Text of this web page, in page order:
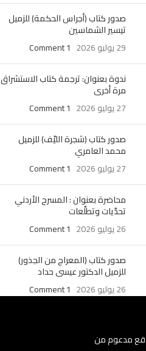
صدور كتاب (أجراس الحكمة) للزميل
تيسير الشماسين
29 يوليو 2026
1 Comment
ندوة بعنوان: ترجمة كتاب الاستشراق
مرة أخرى
27 يوليو 2026
1 Comment
صدور كتاب (شجرة الليّف) للزميل
محمد العامري
27 يوليو 2026
1 Comment
محاضرة بعنوان : المسرح الأردني
تحدّيات وتطلّعات
26 يوليو 2026
1 Comment
صدور كتاب (المعراج من الجذور)
للزميل الدكتور عيسى حداد
26 يوليو 2026
1 Comment
مدعوم من